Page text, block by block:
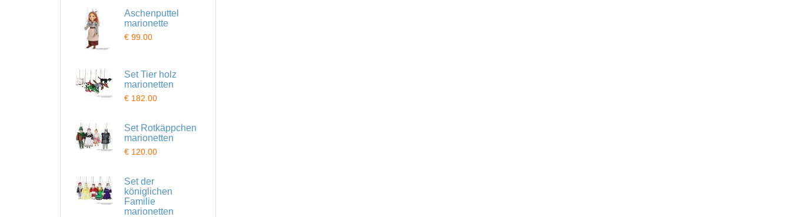
Aschenputtel
marionette
€ 99.00
Set Tier holz
marionetten
€ 182.00
Set Rotkäppchen
marionetten
€ 120.00
Set der
königlichen
Familie
marionetten